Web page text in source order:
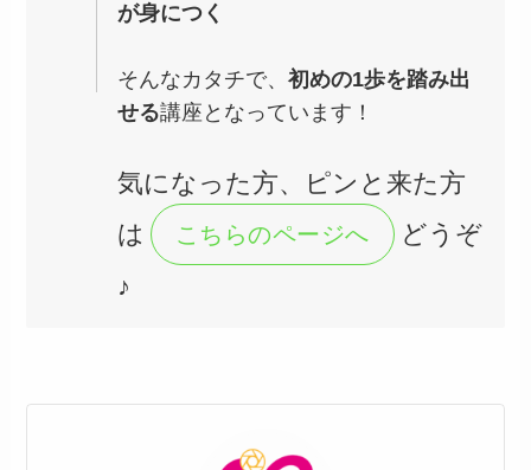
が身につく
そんなカタチで、 初めの1歩を踏み出
せる講座となっています！
気になった方、ピンと来た方
は
こちらのページへ
どうぞ
♪